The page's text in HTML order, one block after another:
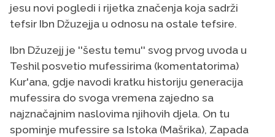
jesu novi pogledi i rijetka značenja koja sadrži
tefsir Ibn Džuzejja u odnosu na ostale tefsire.
Ibn Džuzejj je ''šestu temu'' svog prvog uvoda u
Teshil posvetio mufessirima (komentatorima)
Kur'ana, gdje navodi kratku historiju generacija
mufessira do svoga vremena zajedno sa
najznačajnim naslovima njihovih djela. On tu
spominje mufessire sa Istoka (Mašrika), Zapada